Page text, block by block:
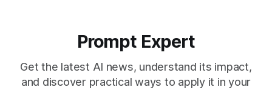
Prompt Expert
Get the latest AI news, understand its impact,
and discover practical ways to apply it in your